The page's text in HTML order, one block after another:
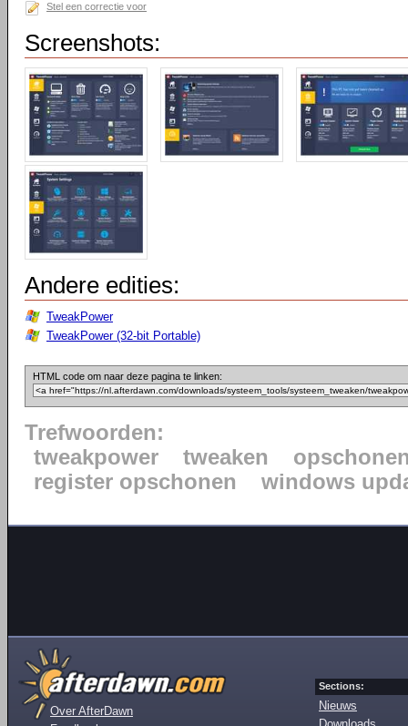
Stel een correctie voor
Screenshots:
Andere edities:
TweakPower
TweakPower (32-bit Portable)
HTML code om naar deze pagina te linken:
Trefwoorden:
tweakpower
tweaken
register opschonen
windows
Over AfterDawn
Sections:
Nieuws